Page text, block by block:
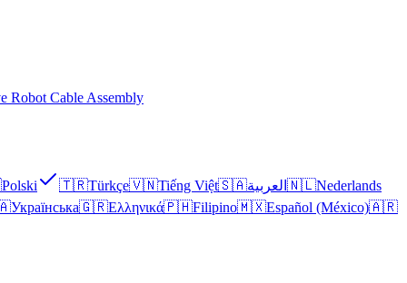
Robot Cable Assembly
Polski 🇹🇷Türkçe🇻🇳Tiếng Việt🇸🇦العربية 🇳🇱Nederlands
Українська🇬🇷Ελληνικά🇵🇭Filipino🇲🇽Español (México)🇦🇷